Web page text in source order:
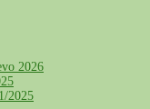
2026
2025